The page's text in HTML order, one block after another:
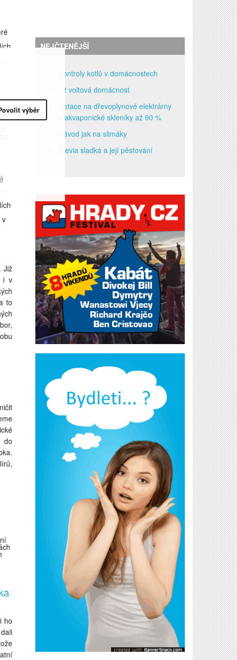
v
Již
i v
to
do
ho
NEJČTENĚJŠÍ
Kontroly kotlů v domácnostech
12 voltová domácnost
Dotace na dřevoplynové elektrárny
a akvaponické skleníky až 90 %
Návod jak na slimáky
Stevia sladká a její pěstování
výběr